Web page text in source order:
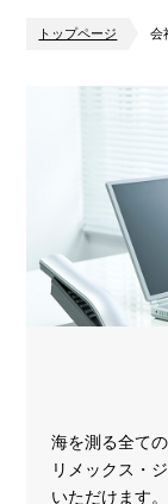
トップページ 会
海を測る全て
リメックス・
いただけます。